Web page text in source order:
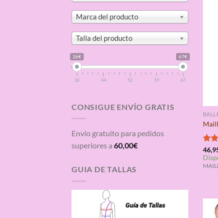
Marca del producto
Talla del producto
36€ 67€
36 44 52 59 67
CONSIGUE ENVÍO GRATIS
Envío gratuito para pedidos
superiores a 60,00€
GUIA DE TALLAS
con
de 5